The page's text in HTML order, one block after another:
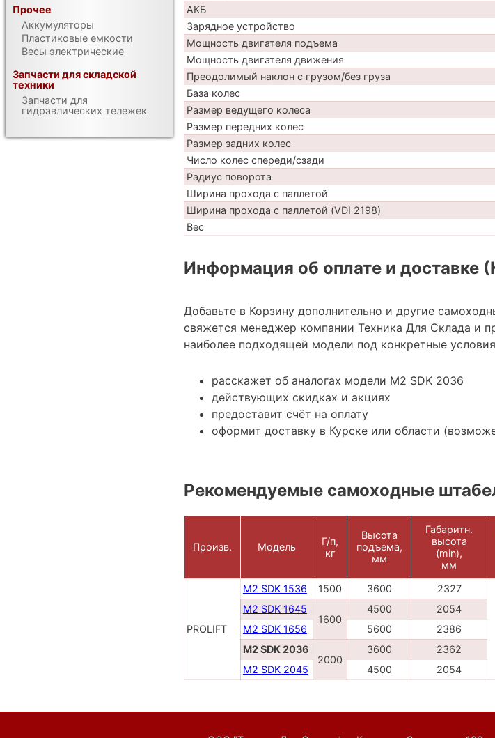
АКБ
Зарядное устройство
Мощность двигателя подъема
Мощность двигателя движения
Преодолимый наклон с грузом/без груза
База колес
Размер ведущего колеса
Размер передних колес
Размер задних колес
Число колес спереди/сзади
Радиус поворота
Ширина прохода с паллетой
Ширина прохода с паллетой (VDI 2198)
Вес
Информация об оплате и доставке
Добавьте в Корзину дополнительно и другие
свяжется менеджер компании Техника Для Склада и
наиболее подходящей модели под конкретные
расскажет об аналогах модели M2 SDK 2036
действующих скидках и акциях
предоставит счёт на оплату
оформит доставку в Курске или области
Рекомендуемые самоходные
Произв. Модель
Г/п,
кг
Высота
подъема,
мм
Габаритн.
высота
(min),
мм
PROLIFT
M2 SDK 1536 1500 3600 2327
M2 SDK 1645
1600
4500 2054
M2 SDK 1656
5600 2386
M2 SDK 2036
2000
3600 2362
M2 SDK 2045
4500 2054
Прочее
Аккумуляторы
Пластиковые емкости
Весы электрические
Запчасти для складской
техники
Запчасти для
гидравлических тележек